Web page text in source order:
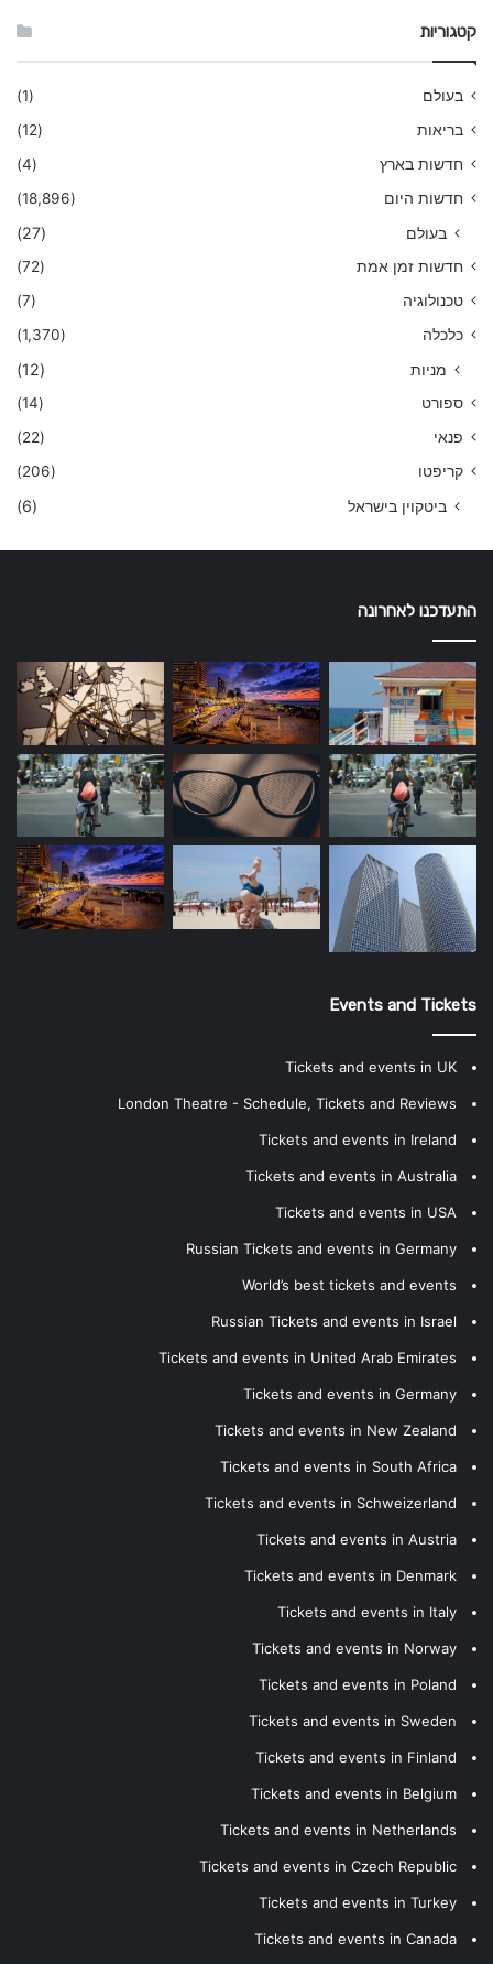
קטגוריות
בעולם
(1)
בריאות
(12)
חדשות בארץ
(4)
חדשות היום
(18,896)
בעולם (27)
חדשות זמן אמת
(72)
טכנולוגיה
(7)
כלכלה
(1,370)
מניות (12)
ספורט
(14)
פנאי
(22)
קריפטו
(206)
ביטקוין בישראל (6)
התעדכנו לאחרונה
Events and Tickets
Tickets and events in UK
London Theatre - Schedule, Tickets and Reviews
Tickets and events in Ireland
Tickets and events in Australia
Tickets and events in USA
Russian Tickets and events in Germany
World’s best tickets and events
Russian Tickets and events in Israel
Tickets and events in United Arab Emirates
Tickets and events in Germany
Tickets and events in New Zealand
Tickets and events in South Africa
Tickets and events in Schweizerland
Tickets and events in Austria
Tickets and events in Denmark
Tickets and events in Italy
Tickets and events in Norway
Tickets and events in Poland
Tickets and events in Sweden
Tickets and events in Finland
Tickets and events in Belgium
Tickets and events in Netherlands
Tickets and events in Czech Republic
Tickets and events in Turkey
Tickets and events in Canada